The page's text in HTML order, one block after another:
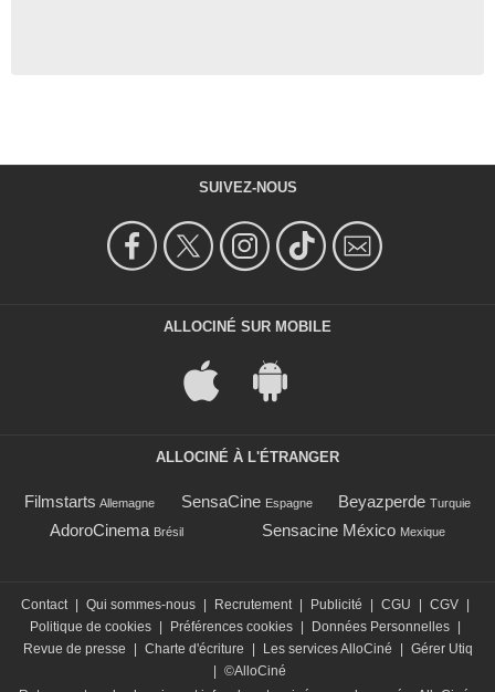
SUIVEZ-NOUS
ALLOCINÉ SUR MOBILE
ALLOCINÉ À L'ÉTRANGER
Filmstarts Allemagne SensaCine Espagne Beyazperde Turquie
AdoroCinema Brésil Sensacine México Mexique
Contact | Qui sommes-nous | Recrutement | Publicité | CGU | CGV |
Politique de cookies | Préférences cookies | Données Personnelles |
Revue de presse
| Charte d'écriture | Les services AlloCiné | Gérer Utiq
| ©AlloCiné